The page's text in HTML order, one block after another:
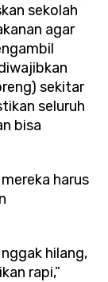
sekolah
agar
sekitar
seluruh
bisa
harus
hilang,
rapi,”